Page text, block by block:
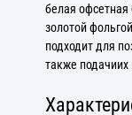
белая
золотой
подходит для
также подачиих